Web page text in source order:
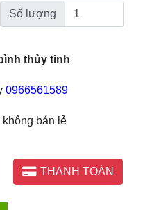
Số lượng
thủy tinh
0966561589
không bán lẻ
THANH TOÁN